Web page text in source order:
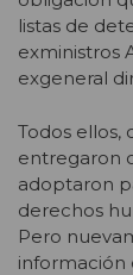
listas de
exministros
exgeneral
Todos ellos,
entregaron
adoptaron
derechos
Pero
información